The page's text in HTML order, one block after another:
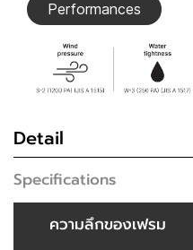
Performances
Detail
Specifications
ความลึกของเฟรม